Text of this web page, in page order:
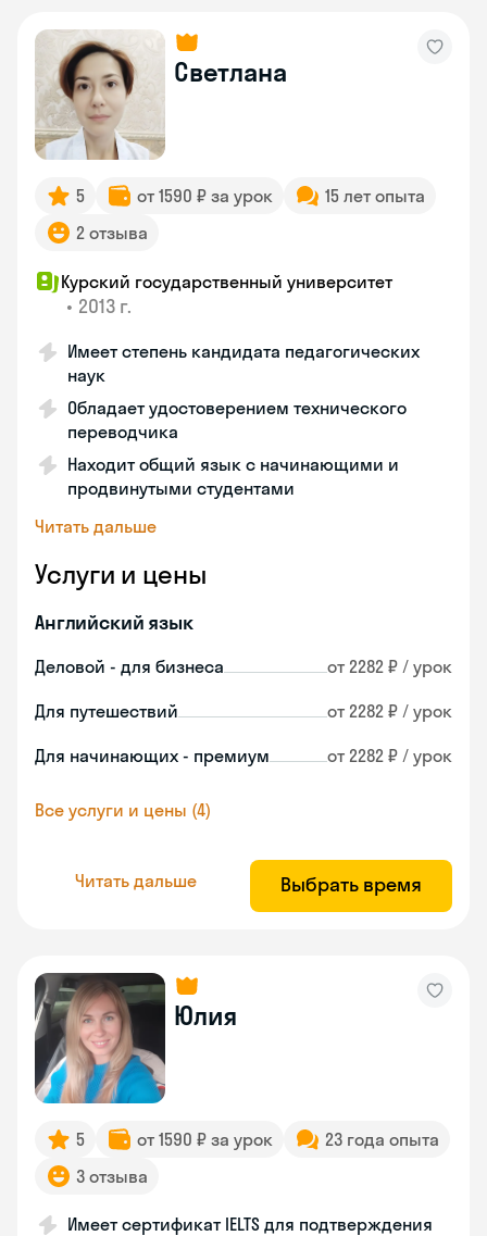
Светлана
5 от 1590 ₽ за урок
15 лет опыта
2 отзыва
Курский государственный университет
• 2013 г.
Имеет степень кандидата педагогических
наук
Обладает удостоверением технического
переводчика
Находит общий язык с начинающими и
продвинутыми студентами
Читать дальше
Услуги и цены
Английский язык
Деловой - для бизнеса от 2282 ₽ / урок
Для путешествий от 2282 ₽ / урок
Для начинающих - премиум от 2282 ₽ / урок
Все услуги и цены (4)
Читать дальше Выбрать время
Юлия
5 от 1590 ₽ за урок
23 года опыта
3 отзыва
Имеет сертификат IELTS для подтверждения